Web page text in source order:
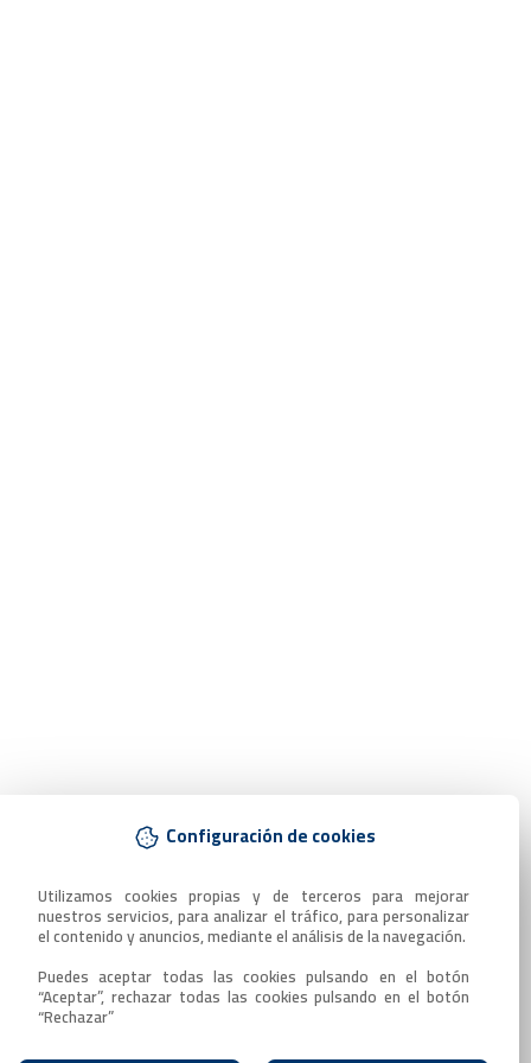
Configuración de cookies
Utilizamos cookies propias y de terceros para mejorar
nuestros servicios, para analizar el tráfico, para personalizar
el contenido y anuncios, mediante el análisis de la navegación.
Puedes aceptar todas las cookies pulsando en el botón
“Aceptar”, rechazar todas las cookies pulsando en el botón
“Rechazar”